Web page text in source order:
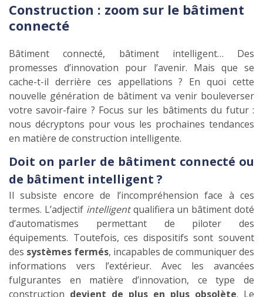
Construction : zoom sur le bâtiment
connecté
Bâtiment connecté, bâtiment intelligent… Des
promesses d’innovation pour l’avenir. Mais que se
cache-t-il derrière ces appellations ? En quoi cette
nouvelle génération de bâtiment va venir bouleverser
votre savoir-faire ? Focus sur les bâtiments du futur :
nous décryptons pour vous les prochaines tendances
en matière de construction intelligente.
Doit on parler de bâtiment connecté ou
de bâtiment intelligent ?
Il subsiste encore de l’incompréhension face à ces
termes. L’adjectif intelligentqualifiera un bâtiment doté
d’automatismes permettant de piloter des
équipements. Toutefois, ces dispositifs sont souvent
des systèmes fermés, incapables de communiquer des
informations vers l’extérieur. Avec les avancées
fulgurantes en matière d’innovation, ce type de
construction devient de plus en plus obsolète. Le